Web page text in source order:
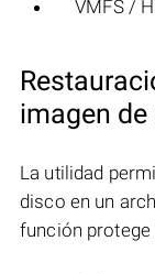
VMFS /
imagen
La utilidad
disco en un
función